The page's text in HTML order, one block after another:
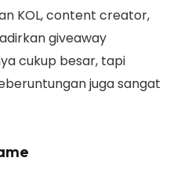
KOL, content creator,
giveaway
cukup besar, tapi
juga sangat